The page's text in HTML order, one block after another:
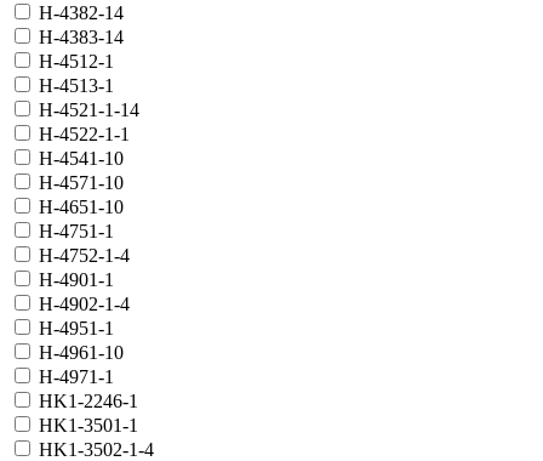
H-4382-14
H-4383-14
H-4512-1
H-4513-1
H-4521-1-14
H-4522-1-1
H-4541-10
H-4571-10
H-4651-10
H-4751-1
H-4752-1-4
H-4901-1
H-4902-1-4
H-4951-1
H-4961-10
H-4971-1
HK1-2246-1
HK1-3501-1
HK1-3502-1-4